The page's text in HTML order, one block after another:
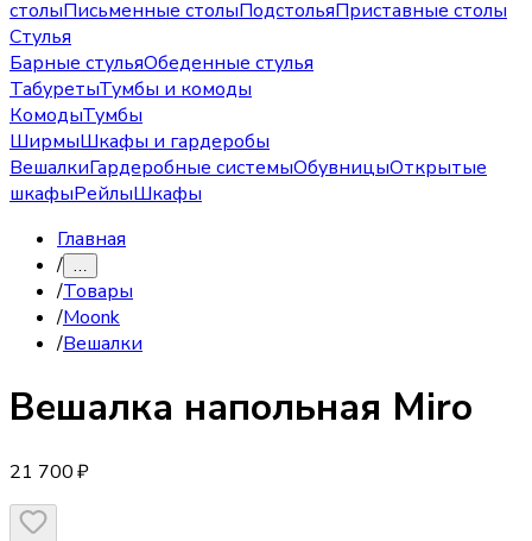
столыПисьменные столыПодстольяПриставные столы
Стулья
Барные стульяОбеденные стулья
ТабуретыТумбы и комоды
КомодыТумбы
ШирмыШкафы и гардеробы
ВешалкиГардеробные системыОбувницыОткрытые
шкафыРейлыШкафы
Главная
/ …
/Товары
/Moonk
/Вешалки
Вешалка напольная Miro
21 700 ₽